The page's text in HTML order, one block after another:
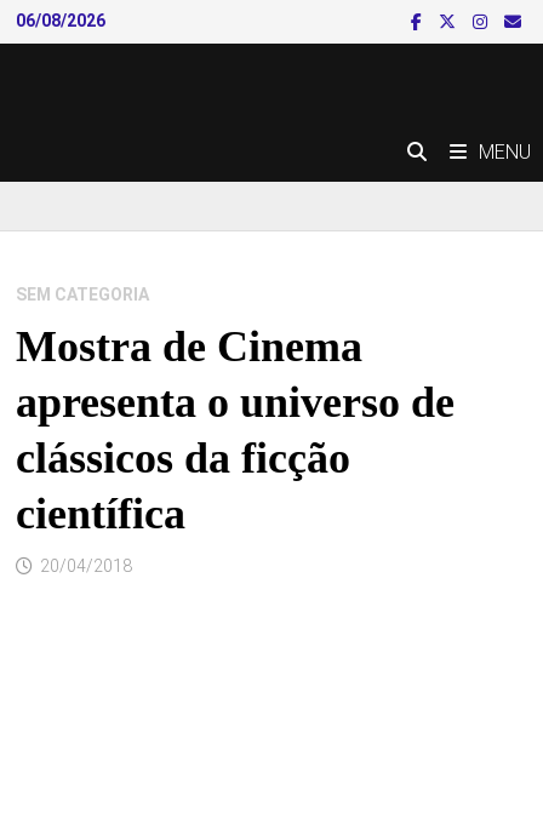
Skip
to
06/08/2026
MENU
SEM CATEGORIA
Mostra de Cinema
apresenta o universo de
clássicos da ficção
científica
20/04/2018